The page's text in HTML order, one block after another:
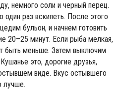
немного соли и черный перец.
раз вскипеть. После этого
бульон, и начнем готовить
20–25 минут. Если рыба мелкая,
быть меньше. Затем выключим
это, дорогие друзья,
виде. Вкус остывшего
лучше.